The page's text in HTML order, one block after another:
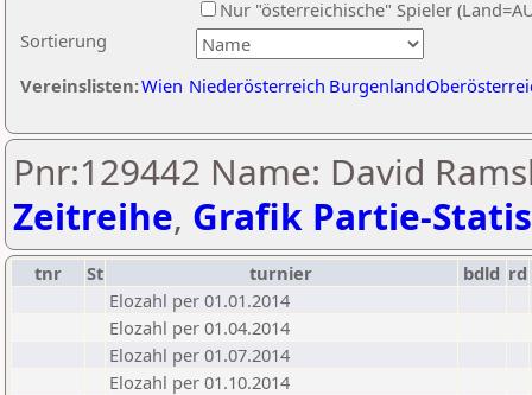
Sortierung
Nur "österreichische" Spieler
Vereinslisten:Wien Niederösterreich Burgenland
Pnr:129442 Name: David
Zeitreihe, Grafik Partie-
tnr St turnier bdld rd
Elozahl per 01.01.2014
Elozahl per 01.04.2014
Elozahl per 01.07.2014
Elozahl per 01.10.2014